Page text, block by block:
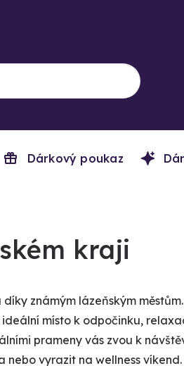
Dárkový poukaz
kraji
známým lázeňským
místo k odpočinku,
prameny vás zvou k
vyrazit na wellness